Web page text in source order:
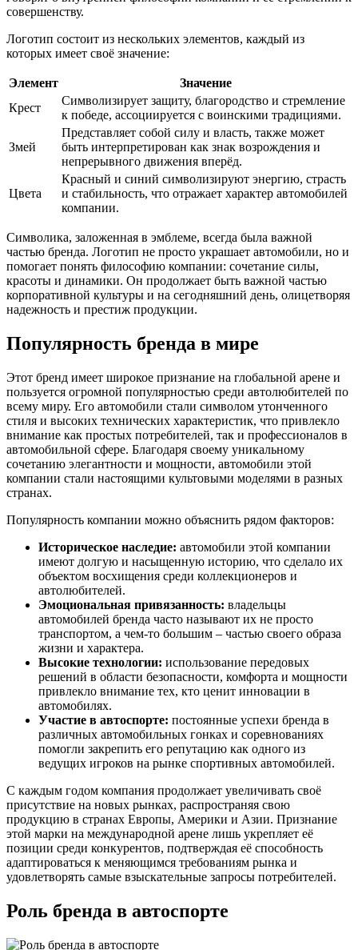
совершенству.
Логотип состоит из нескольких элементов, каждый из
которых имеет своё значение:
Элемент
Значение
Крест
Символизирует защиту, благородство и стремление
к победе, ассоциируется с воинскими традициями.
Змей
Представляет собой силу и власть, также может
быть интерпретирован как знак возрождения и
непрерывного движения вперёд.
Цвета
Красный и синий символизируют энергию, страсть
и стабильность, что отражает характер автомобилей
компании.
Символика, заложенная в эмблеме, всегда была важной
частью бренда. Логотип не просто украшает автомобили, но и
помогает понять философию компании: сочетание силы,
красоты и динамики. Он продолжает быть важной частью
корпоративной культуры и на сегодняшний день, олицетворяя
надежность и престиж продукции.
Популярность бренда в мире
Этот бренд имеет широкое признание на глобальной арене и
пользуется огромной популярностью среди автолюбителей по
всему миру. Его автомобили стали символом утонченного
стиля и высоких технических характеристик, что привлекло
внимание как простых потребителей, так и профессионалов в
автомобильной сфере. Благодаря своему уникальному
сочетанию элегантности и мощности, автомобили этой
компании стали настоящими культовыми моделями в разных
странах.
Популярность компании можно объяснить рядом факторов:
Историческое наследие: автомобили этой компании
имеют долгую и насыщенную историю, что сделало их
объектом восхищения среди коллекционеров и
автолюбителей.
Эмоциональная привязанность: владельцы
автомобилей бренда часто называют их не просто
транспортом, а чем-то большим – частью своего образа
жизни и характера.
Высокие технологии: использование передовых
решений в области безопасности, комфорта и мощности
привлекло внимание тех, кто ценит инновации в
автомобилях.
Участие в автоспорте: постоянные успехи бренда в
различных автомобильных гонках и соревнованиях
помогли закрепить его репутацию как одного из
ведущих игроков на рынке спортивных автомобилей.
С каждым годом компания продолжает увеличивать своё
присутствие на новых рынках, распространяя свою
продукцию в странах Европы, Америки и Азии. Признание
этой марки на международной арене лишь укрепляет её
позиции среди конкурентов, подтверждая её способность
адаптироваться к меняющимся требованиям рынка и
удовлетворять самые взыскательные запросы потребителей.
Роль бренда в автоспорте